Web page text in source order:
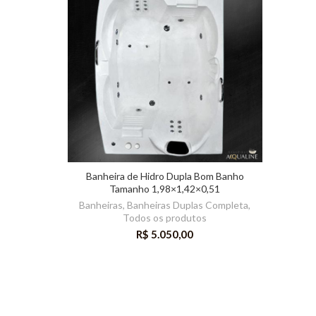
Banheira de Hidro Dupla Bom Banho
Tamanho 1,98×1,42×0,51
Banheiras, Banheiras Duplas Completa,
Todos os produtos
R$ 5.050,00